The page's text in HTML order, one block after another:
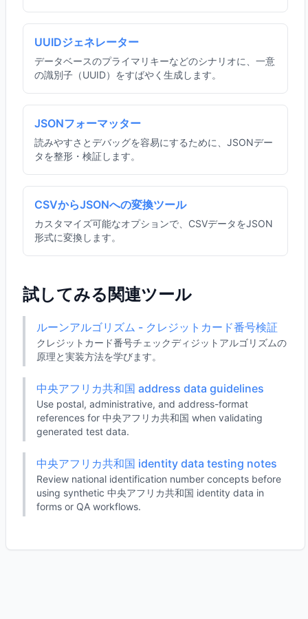
UUIDジェネレーター
データベースのプライマリキーなどのシナリオに、一意
の識別子（UUID）をすばやく生成します。
JSONフォーマッター
読みやすさとデバッグを容易にするために、JSONデー
タを整形・検証します。
CSVからJSONへの変換ツール
カスタマイズ可能なオプションで、CSVデータをJSON
形式に変換します。
試してみる関連ツール
ルーンアルゴリズム - クレジットカード番号検証
クレジットカード番号チェックディジットアルゴリズムの
原理と実装方法を学びます。
中央アフリカ共和国 address data guidelines
Use postal, administrative, and address-format
references for 中央アフリカ共和国 when validating
generated test data.
中央アフリカ共和国 identity data testing notes
Review national identification number concepts before
using synthetic 中央アフリカ共和国 identity data in
forms or QA workflows.